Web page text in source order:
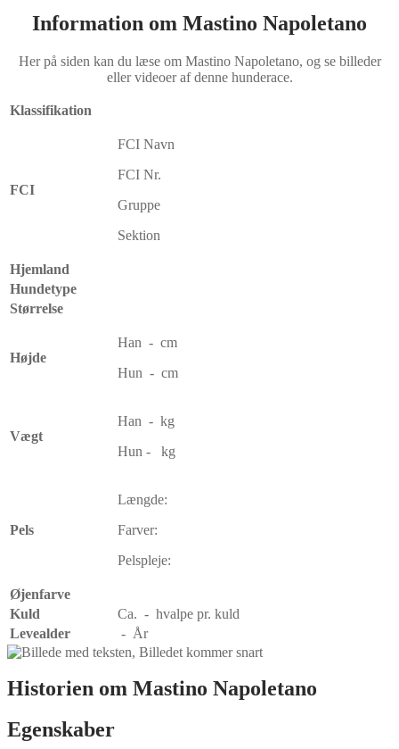
Information om Mastino Napoletano
Her på siden kan du læse om Mastino Napoletano, og se billeder
eller videoer af denne hunderace.
Klassifikation
FCI
FCI Navn
FCI Nr.
Gruppe
Sektion
Hjemland
Hundetype
Størrelse
Højde
Han - cm
Hun - cm
Vægt
Han - kg
Hun - kg
Pels
Længde:
Farver:
Pelspleje:
Øjenfarve
Kuld
Ca. - hvalpe pr. kuld
Levealder
- År
Historien om Mastino Napoletano
Egenskaber